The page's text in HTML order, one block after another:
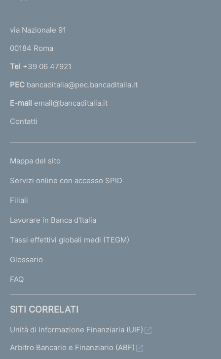
r
n
a
l
'
m
e
a
g
via Nazionale 91
00184 Roma
Tel +39 06 47921
PEC bancaditalia@pec.bancaditalia.it
E-mail email@bancaditalia.it
Contatti
L
N
K
T
I
I
Mappa del sito
Servizi online con accesso SPID
Filiali
Lavorare in Banca d'Italia
Tassi effettivi globali medi (TEGM)
Glossario
FAQ
SITI CORRELATI
Unità di Informazione Finanziaria (UIF)
Arbitro Bancario e Finanziario (ABF)